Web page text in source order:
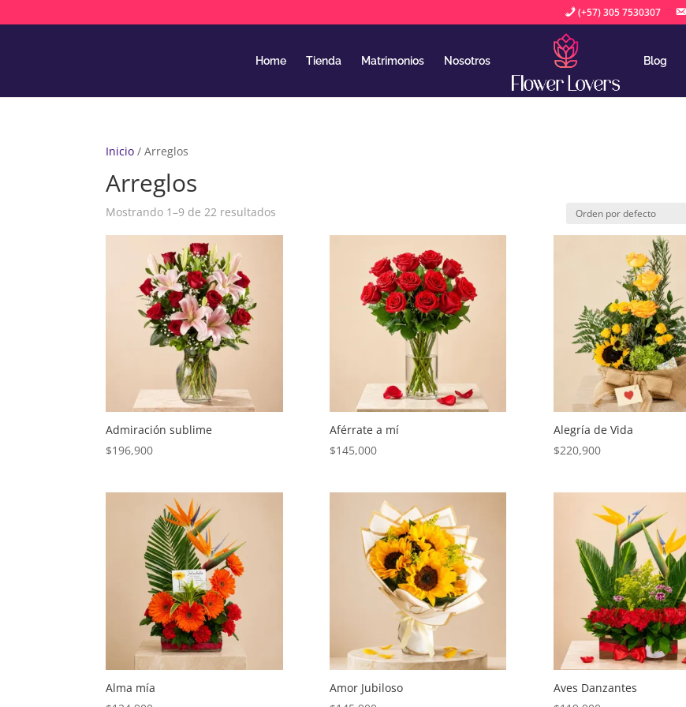
(+57) 305 7530307
Home Tienda Matrimonios Nosotros Blog
Inicio / Arreglos
Arreglos
Mostrando 1–9 de 22 resultados
Admiración sublime
$196,900
Aférrate a mí
$145,000
Alegría de Vida
$220,900
Alma mía
Amor Jubiloso
Aves Danzantes